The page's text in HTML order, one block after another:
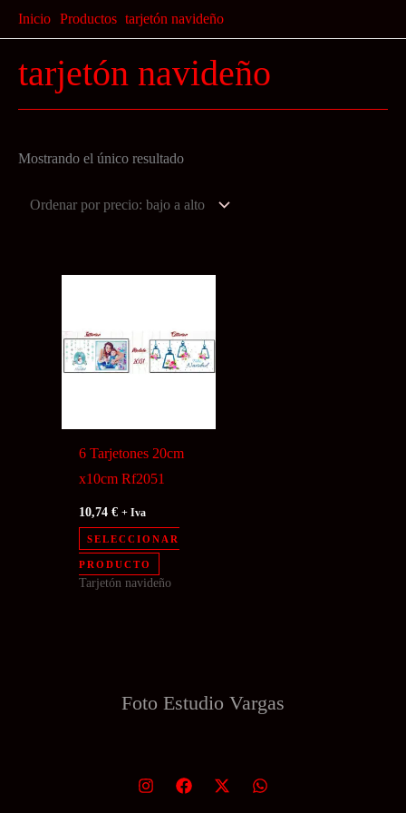
al
contenido
Inicio Productos tarjetón navideño
tarjetón navideño
Mostrando el único resultado
6 Tarjetones 20cm
x10cm Rf2051
10,74€ + Iva
SELECCIONAR
PRODUCTO
Tarjetón navideño
Foto Estudio Vargas